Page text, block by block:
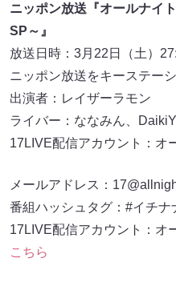
ニッポン放送『オールナイ
SP～』
放送日時：3月22日（土）
ニッポン放送をキーステー
出演者：レイザーラモン
ライバー：ななみん、
17LIVE配信アカウント：オ
メールアドレス：
番組ハッシュタグ：#イチナ
17LIVE配信アカウント：オ
こちら